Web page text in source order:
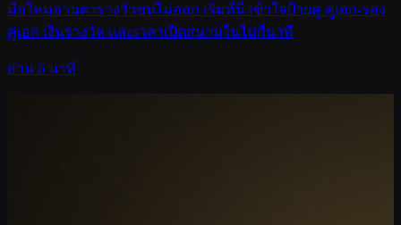
มือใหม่อ่านตารางวัวชนไม่ออก เริ่มที่นี่ เข้าใจป้ายคู่ คู่เอก-รอง
คู่เอก เงินรางวัล และเวลาเปิดสนามในไม่กี่นาที
อ่าน 6 นาที